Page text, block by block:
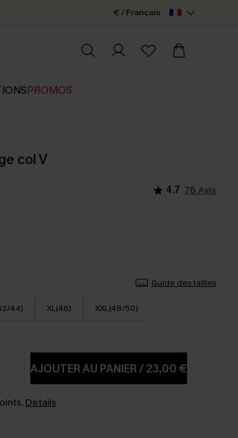
€ / Français
PROMOS
col V
4.7 78 Avis
Guide des tailles
44) XL(46) XXL(48/50)
AJOUTER AU PANIER/23,00 €
Détails